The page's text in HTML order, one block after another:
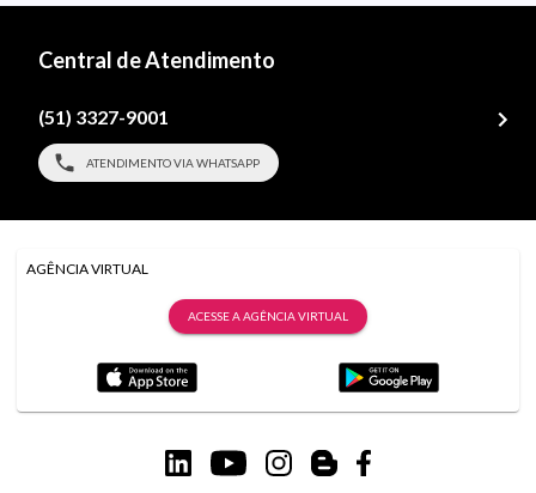
Central de Atendimento
(51) 3327-9001
ATENDIMENTO VIA WHATSAPP
AGÊNCIA VIRTUAL
ACESSE A AGÊNCIA VIRTUAL